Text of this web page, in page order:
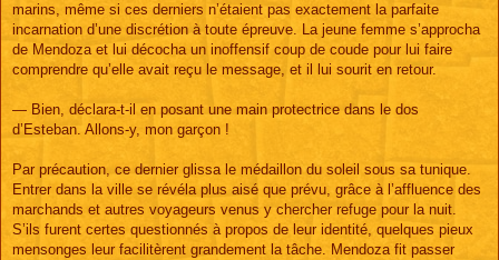
marins, même si ces derniers n’étaient pas exactement la parfaite
incarnation d’une discrétion à toute épreuve. La jeune femme s’approcha
de Mendoza et lui décocha un inoffensif coup de coude pour lui faire
comprendre qu’elle avait reçu le message, et il lui sourit en retour.
— Bien, déclara-t-il en posant une main protectrice dans le dos
d’Esteban. Allons-y, mon garçon !
Par précaution, ce dernier glissa le médaillon du soleil sous sa tunique.
Entrer dans la ville se révéla plus aisé que prévu, grâce à l’affluence des
marchands et autres voyageurs venus y chercher refuge pour la nuit.
S’ils furent certes questionnés à propos de leur identité, quelques pieux
mensonges leur facilitèrent grandement la tâche. Mendoza fit passer